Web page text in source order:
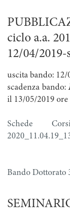
ciclo a.a.
12/04/2019-
uscita bando: 12/
scadenza bando:
il 13/05/2019 ore
Schede
Bando Dottorato